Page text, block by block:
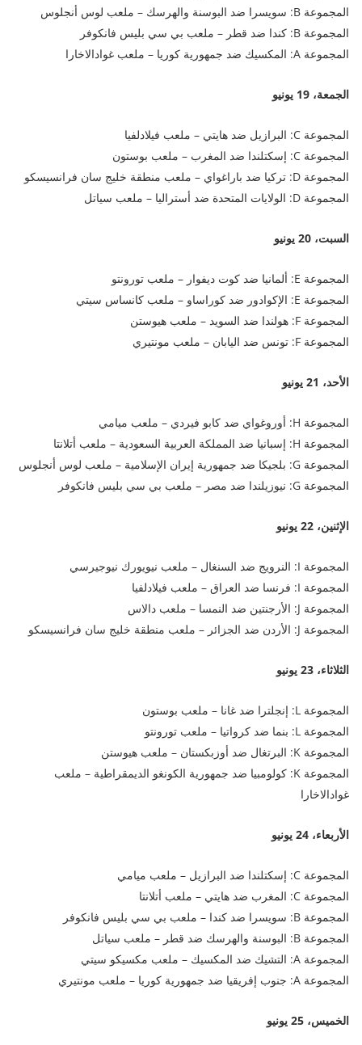
المجموعة B: سويسرا ضد البوسنة والهرسك – ملعب لوس أنجلوس
المجموعة B: كندا ضد قطر – ملعب بي سي بليس فانكوفر
المجموعة A: المكسيك ضد جمهورية كوريا – ملعب غوادالاخارا
الجمعة، 19 يونيو
المجموعة C: البرازيل ضد هايتي – ملعب فيلادلفيا
المجموعة C: إسكتلندا ضد المغرب – ملعب بوستون
المجموعة D: تركيا ضد باراغواي – ملعب منطقة خليج سان فرانسيسكو
المجموعة D: الولايات المتحدة ضد أستراليا – ملعب سياتل
السبت، 20 يونيو
المجموعة E: ألمانيا ضد كوت ديفوار – ملعب تورونتو
المجموعة E: الإكوادور ضد كوراساو – ملعب كانساس سيتي
المجموعة F: هولندا ضد السويد – ملعب هيوستن
المجموعة F: تونس ضد اليابان – ملعب مونتيري
الأحد، 21 يونيو
المجموعة H: أوروغواي ضد كابو فيردي – ملعب ميامي
المجموعة H: إسبانيا ضد المملكة العربية السعودية – ملعب أتلانتا
المجموعة G: بلجيكا ضد جمهورية إيران الإسلامية – ملعب لوس أنجلوس
المجموعة G: نيوزيلندا ضد مصر – ملعب بي سي بليس فانكوفر
الإثنين، 22 يونيو
المجموعة I: النرويج ضد السنغال – ملعب نيويورك نيوجيرسي
المجموعة I: فرنسا ضد العراق – ملعب فيلادلفيا
المجموعة J: الأرجنتين ضد النمسا – ملعب دالاس
المجموعة J: الأردن ضد الجزائر – ملعب منطقة خليج سان فرانسيسكو
الثلاثاء، 23 يونيو
المجموعة L: إنجلترا ضد غانا – ملعب بوستون
المجموعة L: بنما ضد كرواتيا – ملعب تورونتو
المجموعة K: البرتغال ضد أوزبكستان – ملعب هيوستن
المجموعة K: كولومبيا ضد جمهورية الكونغو الديمقراطية – ملعب
غوادالاخارا
الأربعاء، 24 يونيو
المجموعة C: إسكتلندا ضد البرازيل – ملعب ميامي
المجموعة C: المغرب ضد هايتي – ملعب أتلانتا
المجموعة B: سويسرا ضد كندا – ملعب بي سي بليس فانكوفر
المجموعة B: البوسنة والهرسك ضد قطر – ملعب سياتل
المجموعة A: التشيك ضد المكسيك – ملعب مكسيكو سيتي
المجموعة A: جنوب إفريقيا ضد جمهورية كوريا – ملعب مونتيري
الخميس، 25 يونيو